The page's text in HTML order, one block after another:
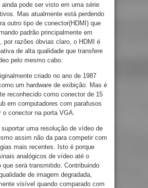
ainda pode ser visto em uma série
Mas atualmente está perdendo
outro tipo de conector(HDMI) que
padrão principalmente em
, por razões óbvias claro, o HDMI é
de alta qualidade que transfere
pelo mesmo cabo.
criado no ano de 1987
um hardware de exibição. Mas é
reconhecido como conector de 15
em computadores com parafusos
o conector na porta VGA.
suportar uma resolução de vídeo de
assim não da para competir com
mais recentes. Isto é porque
analógicos de vídeo até o
que será transmitido. Contribuindo
de imagem degradada,
visível quando comparado com